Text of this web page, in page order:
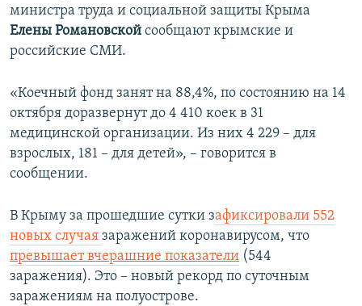
министра труда и социальной защиты Крыма
Елены Романовской сообщают крымские и
российские СМИ.
«Коечный фонд занят на 88,4%, по состоянию на 14
октября доразвернут до 4 410 коек в 31
медицинской организации. Из них 4 229 – для
взрослых, 181 – для детей», – говорится в
сообщении.
В Крыму за прошедшие сутки зафиксировали 552
новых случая заражений коронавирусом, что
превышает вчерашние показатели (544
заражения). Это – новый рекорд по суточным
заражениям на полуострове.